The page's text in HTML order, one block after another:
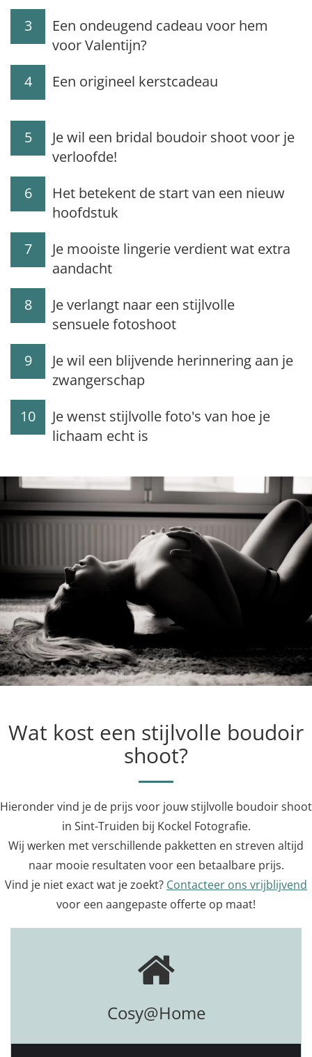
3
Een ondeugend cadeau voor hem
voor Valentijn?
4
Een origineel kerstcadeau
5
Je wil een bridal boudoir shoot voor je
verloofde!
6
Het betekent de start van een nieuw
hoofdstuk
7
Je mooiste lingerie verdient wat extra
aandacht
8
Je verlangt naar een stijlvolle
sensuele fotoshoot
9
Je wil een blijvende herinnering aan je
zwangerschap
10
Je wenst stijlvolle foto's van hoe je
lichaam echt is
Wat kost een stijlvolle boudoir
shoot?
Hieronder vind je de prijs voor jouw stijlvolle boudoir shoot
in Sint-Truiden bij Kockel Fotografie.
Wij werken met verschillende pakketten en streven altijd
naar mooie resultaten voor een betaalbare prijs.
Vind je niet exact wat je zoekt? Contacteer ons vrijblijvend
voor een aangepaste offerte op maat!
Cosy@Home